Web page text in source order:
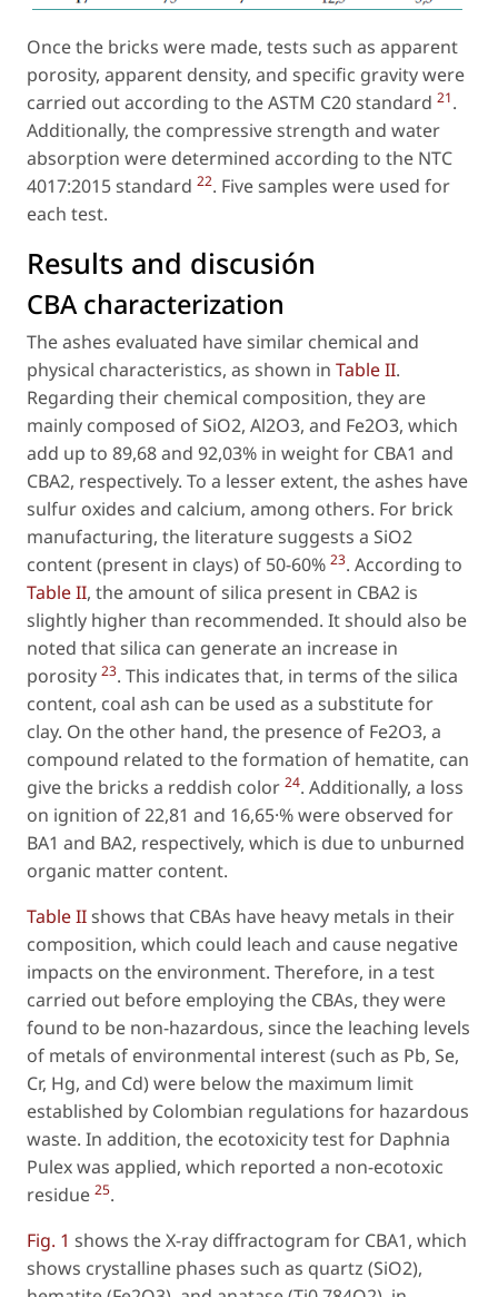
Once the bricks were made, tests such as apparent
porosity, apparent density, and specific gravity were
carried out according to the ASTM C20 standard 21.
Additionally, the compressive strength and water
absorption were determined according to the NTC
4017:2015 standard 22. Five samples were used for
each test.
Results and discusión
CBA characterization
The ashes evaluated have similar chemical and
physical characteristics, as shown in Table II.
Regarding their chemical composition, they are
mainly composed of SiO2, Al2O3, and Fe2O3, which
add up to 89,68 and 92,03% in weight for CBA1 and
CBA2, respectively. To a lesser extent, the ashes have
sulfur oxides and calcium, among others. For brick
manufacturing, the literature suggests a SiO2
content (present in clays) of 50-60% 23. According to
Table II, the amount of silica present in CBA2 is
slightly higher than recommended. It should also be
noted that silica can generate an increase in
porosity 23. This indicates that, in terms of the silica
content, coal ash can be used as a substitute for
clay. On the other hand, the presence of Fe2O3, a
compound related to the formation of hematite, can
give the bricks a reddish color 24. Additionally, a loss
on ignition of 22,81 and 16,65·% were observed for
BA1 and BA2, respectively, which is due to unburned
organic matter content.
Table IIshows that CBAs have heavy metals in their
composition, which could leach and cause negative
impacts on the environment. Therefore, in a test
carried out before employing the CBAs, they were
found to be non-hazardous, since the leaching levels
of metals of environmental interest (such as Pb, Se,
Cr, Hg, and Cd) were below the maximum limit
established by Colombian regulations for hazardous
waste. In addition, the ecotoxicity test for Daphnia
Pulex was applied, which reported a non-ecotoxic
residue 25.
Fig. 1 shows the X-ray diffractogram for CBA1, which
shows crystalline phases such as quartz (SiO2),